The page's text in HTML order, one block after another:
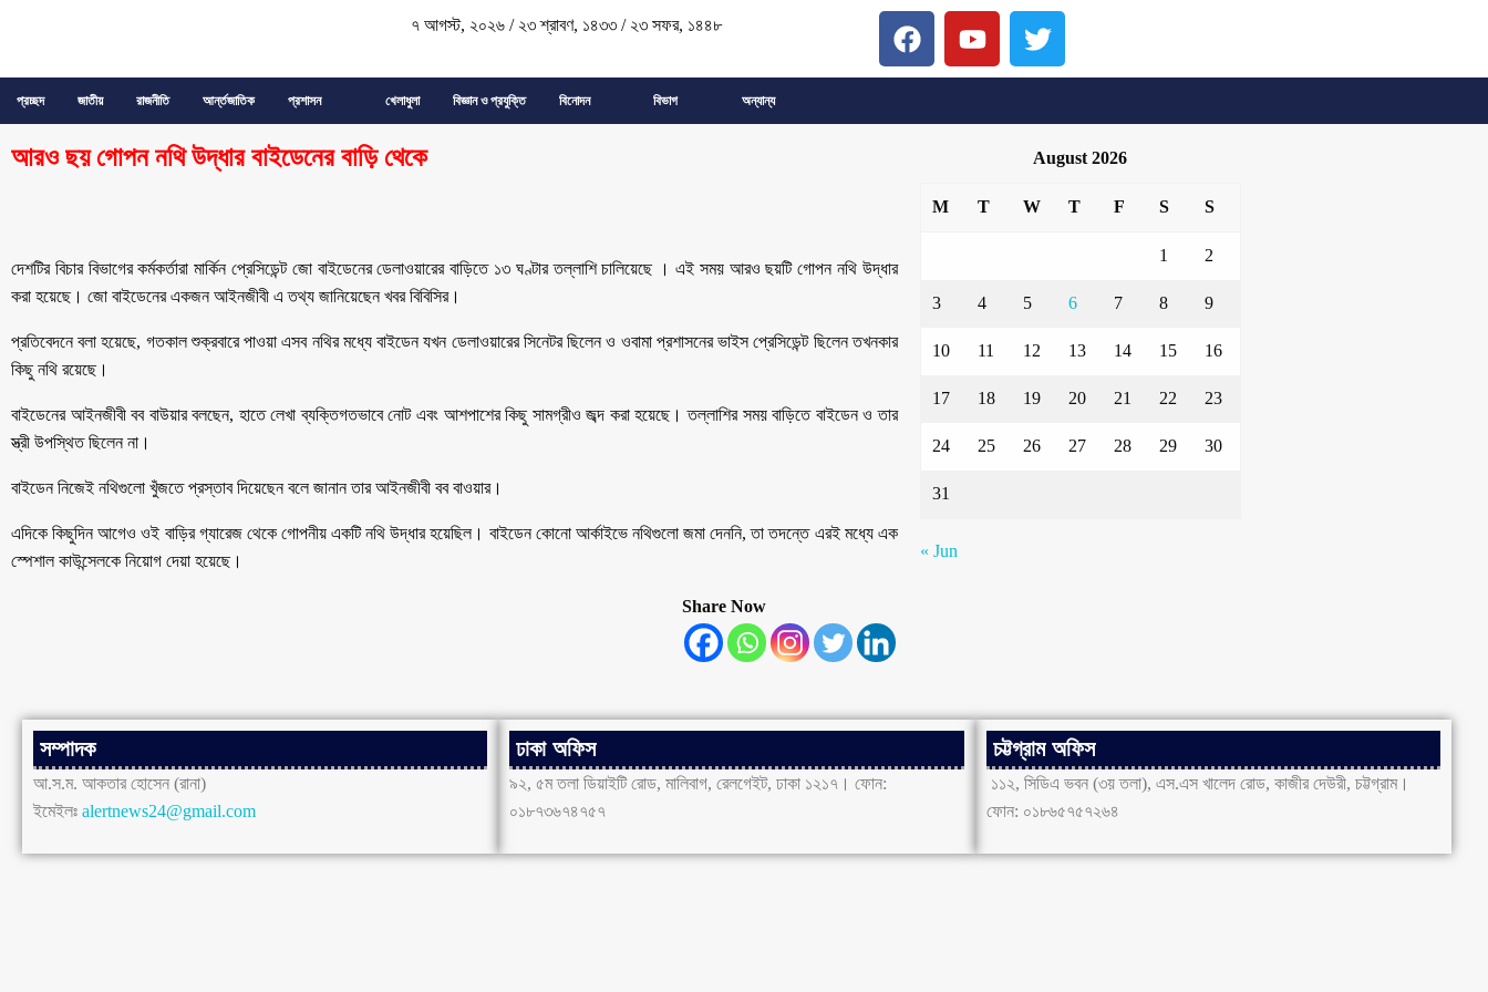
৭ আগস্ট, ২০২৬/ ২৩ শ্রাবণ, ১৪৩৩/ ২৩ সফর, ১৪৪৮
প্রচ্ছদ জাতীয় রাজনীতি আর্ন্তজাতিক প্রশাসন খেলাধুলা বিজ্ঞান ও প্রযুক্তি বিনোদন বিভাগ অন্যান্য
আরও ছয় গোপন নথি উদ্ধার বাইডেনের বাড়ি থেকে
দেশটির বিচার বিভাগের কর্মকর্তারা মার্কিন প্রেসিডেন্ট জো বাইডেনের ডেলাওয়ারের বাড়িতে ১৩ ঘণ্টার তল্লাশি চালিয়েছে । এই সময় আরও ছয়টি গোপন নথি উদ্ধার
করা হয়েছে। জো বাইডেনের একজন আইনজীবী এ তথ্য জানিয়েছেন খবর বিবিসির।
প্রতিবেদনে বলা হয়েছে, গতকাল শুক্রবারে পাওয়া এসব নথির মধ্যে বাইডেন যখন ডেলাওয়ারের সিনেটর ছিলেন ও ওবামা প্রশাসনের ভাইস প্রেসিডেন্ট ছিলেন তখনকার
কিছু নথি রয়েছে।
বাইডেনের আইনজীবী বব বাউয়ার বলছেন, হাতে লেখা ব্যক্তিগতভাবে নোট এবং আশপাশের কিছু সামগ্রীও জব্দ করা হয়েছে। তল্লাশির সময় বাড়িতে বাইডেন ও তার
স্ত্রী উপস্থিত ছিলেন না।
বাইডেন নিজেই নথিগুলো খুঁজতে প্রস্তাব দিয়েছেন বলে জানান তার আইনজীবী বব বাওয়ার।
এদিকে কিছুদিন আগেও ওই বাড়ির গ্যারেজ থেকে গোপনীয় একটি নথি উদ্ধার হয়েছিল। বাইডেন কোনো আর্কাইভে নথিগুলো জমা দেননি, তা তদন্তে এরই মধ্যে এক
স্পেশাল কাউন্সেলকে নিয়োগ দেয়া হয়েছে।
Share Now
August 2026
M T W T F S S
1 2
3 4 5 6 7 8 9
10 11 12 13 14 15 16
17 18 19 20 21 22 23
24 25 26 27 28 29 30
31
« Jun
সম্পাদক
আ.স.ম. আকতার হোসেন (রানা)
ইমেইলঃ alertnews24@gmail.com
ঢাকা অফিস
৯২, ৫ম তলা ডিয়াইটি রোড, মালিবাগ, রেলগেইট, ঢাকা ১২১৭। ফোন:
০১৮৭৩৬৭৪৭৫৭
চট্টগ্রাম অফিস
১১২, সিডিএ ভবন (৩য় তলা), এস.এস খালেদ রোড, কাজীর দেউরী, চট্টগ্রাম।
ফোন: ০১৮৬৫৭৫৭২৬৪